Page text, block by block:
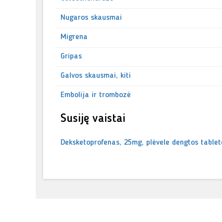
Nugaros skausmai
Migrena
Gripas
Galvos skausmai, kiti
Embolija ir trombozė
Susiję vaistai
Deksketoprofenas, 25mg, plėvele dengtos